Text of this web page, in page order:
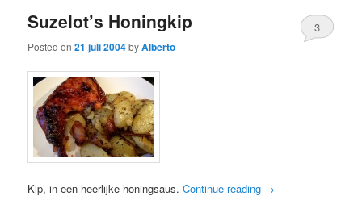
Suzelot’s Honingkip
Posted on21 juli 2004byAlberto
3
Kip, in een heerlijke honingsaus.Continue reading →